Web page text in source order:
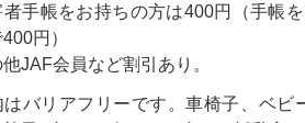
者手帳をお持ちの方は400円（手帳
円）
JAF会員など割引あり。
はバリアフリーです。車椅子、ベビ